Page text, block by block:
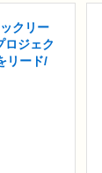
クリー
ロジェク
リード/